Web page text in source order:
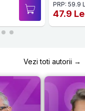
PRP: 59.9
47.9
Vezi toti autorii →